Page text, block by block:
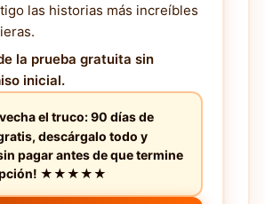
las historias más increíbles
la prueba gratuita sin
inicial.
el truco: 90 días de
descárgalo todo y
pagar antes de que termine
★★★★★